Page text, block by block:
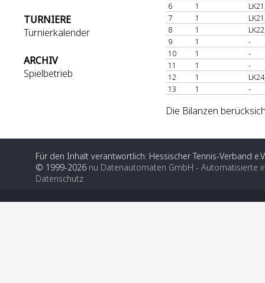
TURNIERE
Turnierkalender
ARCHIV
Spielbetrieb
6
1
7
1
8
1
9
1
-
10
1
-
11
1
-
12
1
13
1 -
Die Bilanzen
Für den Inhalt verantwortlich: Hessischer Tennis-Verband
© 1999-2026 nu Datenautomaten GmbH - Automatisierte
Datenschutz